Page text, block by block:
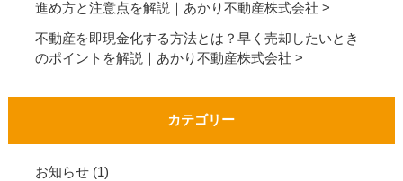
進め方と注意点を解説｜あかり不動産株式会社
不動産を即現金化する方法とは？早く売却したいとき
のポイントを解説｜あかり不動産株式会社
カテゴリー
お知らせ(1)